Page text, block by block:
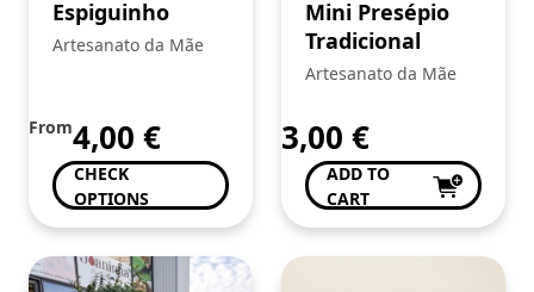
Espiguinho
Artesanato da Mãe
From4,00 €
CHECK
OPTIONS
Mini Presépio
Tradicional
Artesanato da Mãe
3,00 €
ADD TO
CART